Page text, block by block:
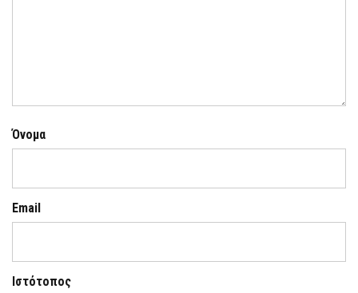
Όνομα
Email
Ιστότοπος